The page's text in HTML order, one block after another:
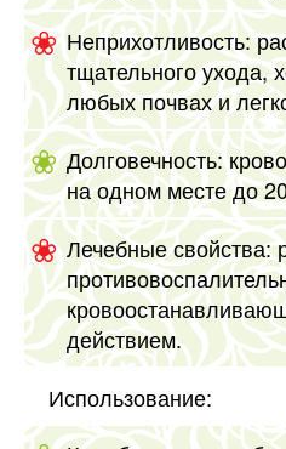
Неприхотливость:
тщательного ухода,
любых почвах и
Долговечность:
на одном месте до
Лечебные свойства:
действием.
Использование: